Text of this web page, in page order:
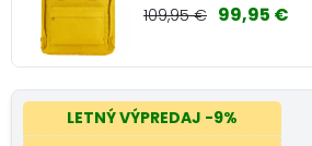
109,95 € 99,95 €
LETNÝ VÝPREDAJ -9%